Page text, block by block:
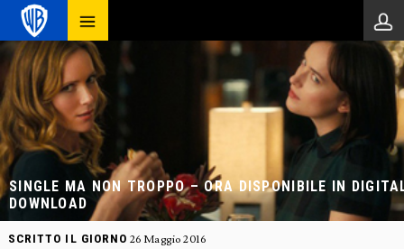
SINGLE MA NON TROPPO – ORA DISPONIBILE IN
DOWNLOAD
SCRITTO IL GIORNO 26 Maggio 2016